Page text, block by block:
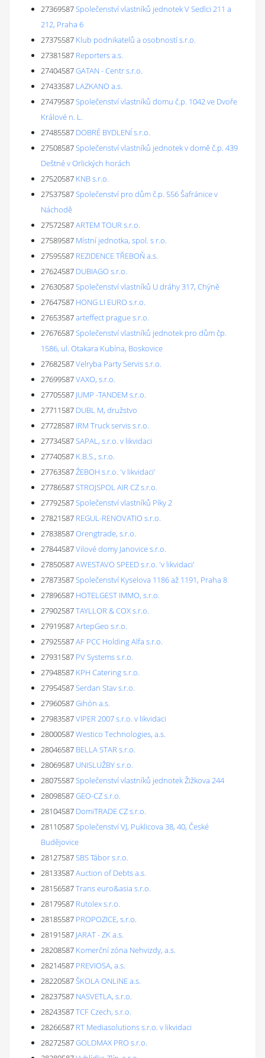
27369587Společenství vlastníků jednotek V Sedlci 211 a
212, Praha 6
27375587 Klub podnikatelů a osobností s.r.o.
27381587 Reporters a.s.
27404587GATAN - Centr s.r.o.
27433587 LAZKANO a.s.
27479587Společenství vlastníků domu č.p. 1042 ve Dvoře
Králové n. L.
27485587 DOBRÉ BYDLENÍ s.r.o.
27508587Společenství vlastníků jednotek v domě č.p. 439
Deštné v Orlických horách
27520587 KNB s.r.o.
27537587Společenství pro dům č.p. 556 Šafránice v
Náchodě
27572587ARTEM TOUR s.r.o.
27589587 Místní jednotka, spol. s r.o.
27595587 REZIDENCE TŘEBOŇ a.s.
27624587 DUBIAGO s.r.o.
27630587Společenství vlastníků U dráhy 317, Chýně
27647587 HONG LI EURO s.r.o.
27653587arteffect prague s.r.o.
27676587Společenství vlastníků jednotek pro dům čp.
1586, ul. Otakara Kubína, Boskovice
27682587Velryba Party Servis s.r.o.
27699587VAXO, s.r.o.
27705587 JUMP -TANDEM s.r.o.
27711587 DUBL M, družstvo
27728587 IRM Truck servis s.r.o.
27734587SAPAL, s.r.o. v likvidaci
27740587 K.B.S., s.r.o.
27763587ŽEBOH s.r.o. 'v likvidaci'
27786587STROJSPOL AIR CZ s.r.o.
27792587Společenství vlastníků Píky 2
27821587 REGUL-RENOVATIO s.r.o.
27838587Orengtrade, s.r.o.
27844587Vilové domy Janovice s.r.o.
27850587AWESTAVO SPEED s.r.o. 'v likvidaci'
27873587Společenství Kyselova 1186 až 1191, Praha 8
27896587 HOTELGEST IMMO, s.r.o.
27902587TAYLLOR & COX s.r.o.
27919587ArtepGeo s.r.o.
27925587AF PCC Holding Alfa s.r.o.
27931587 PV Systems s.r.o.
27948587 KPH Catering s.r.o.
27954587Serdan Stav s.r.o.
27960587Gihón a.s.
27983587VIPER 2007 s.r.o. v likvidaci
28000587Westico Technologies, a.s.
28046587 BELLA STAR s.r.o.
28069587 UNISLUŽBY s.r.o.
28075587Společenství vlastníků jednotek Žižkova 244
28098587GEO-CZ s.r.o.
28104587 DomiTRADE CZ s.r.o.
28110587Společenství VJ, Puklicova 38, 40, České
Budějovice
28127587SBS Tábor s.r.o.
28133587Auction of Debts a.s.
28156587Trans euro&asia s.r.o.
28179587 Rutolex s.r.o.
28185587 PROPOZICE, s.r.o.
28191587 JARAT - ZK a.s.
28208587 Komerční zóna Nehvizdy, a.s.
28214587 PREVIOSA, a.s.
28220587ŠKOLA ONLINE a.s.
28237587 NASVETLA, s.r.o.
28243587TCF Czech, s.r.o.
28266587 RT Mediasolutions s.r.o. v likvidaci
28272587GOLDMAX PRO s.r.o.